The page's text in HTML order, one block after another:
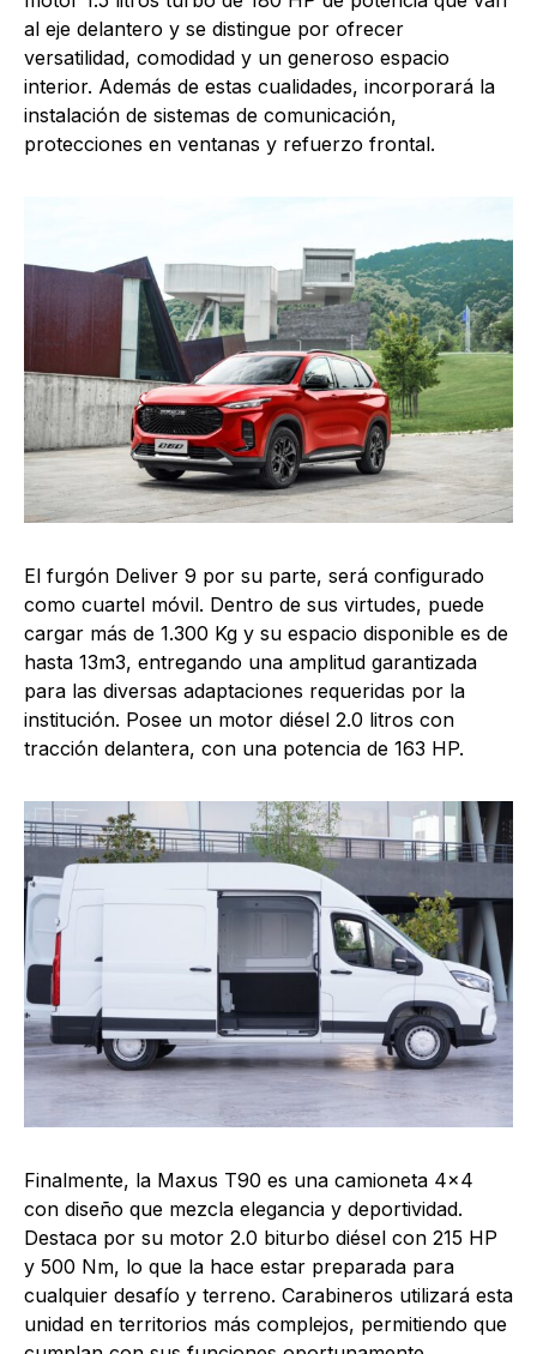
al eje delantero y se distingue por ofrecer
versatilidad, comodidad y un generoso espacio
interior. Además de estas cualidades, incorporará la
instalación de sistemas de comunicación,
protecciones en ventanas y refuerzo frontal.
El furgón Deliver 9 por su parte, será configurado
como cuartel móvil. Dentro de sus virtudes, puede
cargar más de 1.300 Kg y su espacio disponible es de
hasta 13m3, entregando una amplitud garantizada
para las diversas adaptaciones requeridas por la
institución. Posee un motor diésel 2.0 litros con
tracción delantera, con una potencia de 163 HP.
Finalmente, la Maxus T90 es una camioneta 4×4
con diseño que mezcla elegancia y deportividad.
Destaca por su motor 2.0 biturbo diésel con 215 HP
y 500 Nm, lo que la hace estar preparada para
cualquier desafío y terreno. Carabineros utilizará esta
unidad en territorios más complejos, permitiendo que